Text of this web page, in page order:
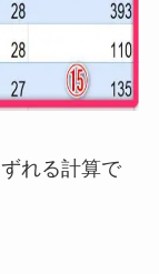
れる計算で